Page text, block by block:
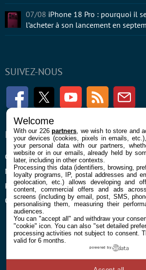
SUIVEZ-NOUS
FacebookTwitter Youtube RSS
ENTREPRISE
Confidentialité et Cookies
Mentions légales et CGU
Préférences Cookies
Qui sommes nous
À
Contact
07/08 iPhone 18 Pro : pourquoi il
l’acheter à son lancement en
Welcome
With our 226partners , we wish to store and
your devices (cookies, pixels in emails,
your personal data with our partners,
website or in our emails, already held by
later, including in other contexts.
Processing this data (identifiers, browsing,
loyalty programs, IP, postal addresses and
geolocation, etc.) allows developing and
content, commercial offers and ads
screens (including by email, post, SMS,
personalising them, measuring their
audiences.
You can "accept all" and withdraw your
"cookie" icon. You can also "set detailed
processing activities not subject to consent.
valid for 6 months.
powered by